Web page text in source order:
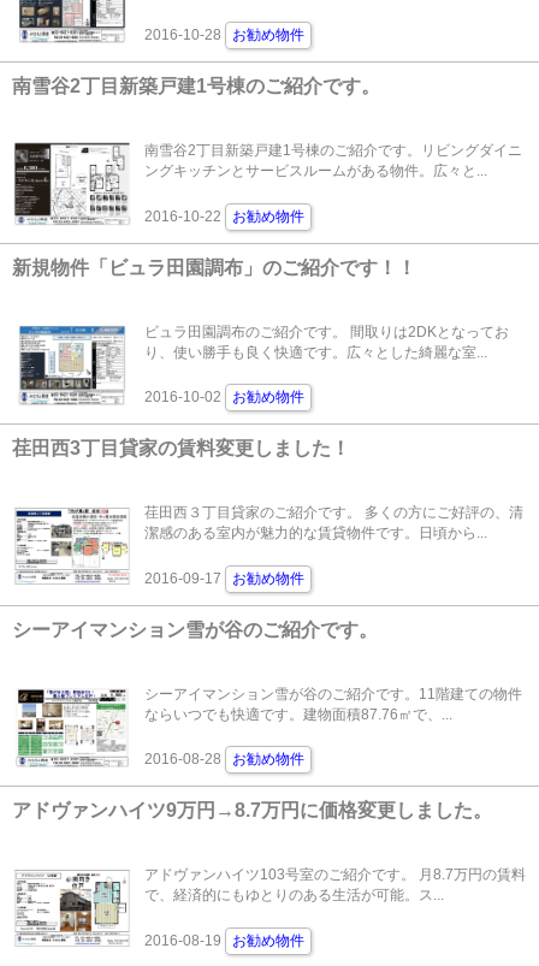
2016-10-28 お勧め物件
南雪谷2丁目新築戸建1号棟のご紹介です。
南雪谷2丁目新築戸建1号棟のご紹介です。リビングダイニ
ングキッチンとサービスルームがある物件。広々と...
2016-10-22 お勧め物件
新規物件「ビュラ田園調布」のご紹介です！！
ビュラ田園調布のご紹介です。 間取りは2DKとなってお
り、使い勝手も良く快適です。広々とした綺麗な室...
2016-10-02 お勧め物件
荏田西3丁目貸家の賃料変更しました！
荏田西３丁目貸家のご紹介です。 多くの方にご好評の、清
潔感のある室内が魅力的な賃貸物件です。日頃から...
2016-09-17 お勧め物件
シーアイマンション雪が谷のご紹介です。
シーアイマンション雪が谷のご紹介です。11階建ての物件
ならいつでも快適です。建物面積87.76㎡で、...
2016-08-28 お勧め物件
アドヴァンハイツ9万円→8.7万円に価格変更しました。
アドヴァンハイツ103号室のご紹介です。 月8.7万円の賃料
で、経済的にもゆとりのある生活が可能。ス...
2016-08-19 お勧め物件